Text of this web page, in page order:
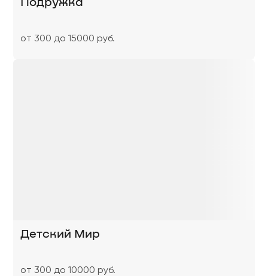
от 300 до 15000 руб.
Детский Мир
от 300 до 10000 руб.